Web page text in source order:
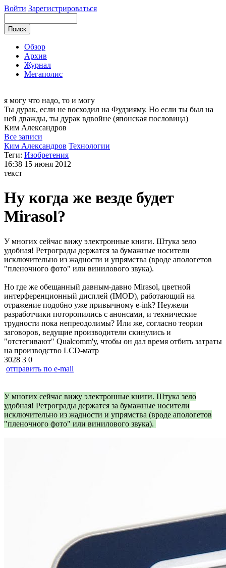
Войти Зарегистрироваться
Обзор
Архив
Журнал
Мегаполис
я могу что надо, то и могу
Ты дурак, если не восходил на Фудзияму. Но если ты был на
ней дважды, ты дурак вдвойне (японская пословица)
Ким Александров
Все записи
Ким Александров Технологии
Теги: Изобретения
16:38 15 июня 2012
текст
Ну когда же везде будет
Mirasol?
У многих сейчас вижу электронные книги. Штука зело
удобная! Ретрограды держатся за бумажные носители
исключительно из жадности и упрямства (вроде апологетов
"пленочного фото" или винилового звука).
Но где же обещанный давным-давно Mirasol, цветной
интерференционный дисплей (IMOD), работающий на
отражение подобно уже привычному e-ink? Неужели
разработчики поторопились с анонсами, и технические
трудности пока непреодолимы? Или же, согласно теории
заговоров, ведущие производители скинулись и
"отстегивают" Qualcomm'у, чтобы он дал время отбить затраты
на производство LCD-матр
3028 3 0
отправить по e-mail
У многих сейчас вижу электронные книги. Штука зело
удобная! Ретрограды держатся за бумажные носители
исключительно из жадности и упрямства (вроде апологетов
"пленочного фото" или винилового звука).